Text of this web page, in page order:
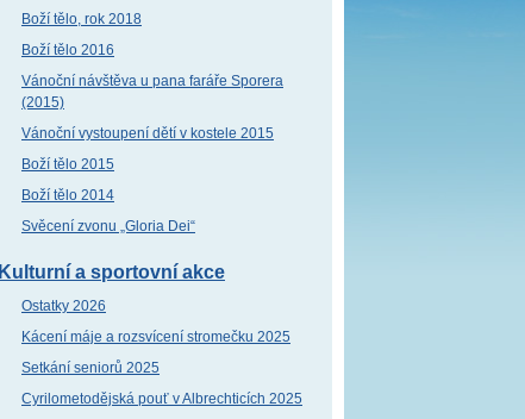
Boží tělo, rok 2018
Boží tělo 2016
Vánoční návštěva u pana faráře Sporera
(2015)
Vánoční vystoupení dětí v kostele 2015
Boží tělo 2015
Boží tělo 2014
Svěcení zvonu „Gloria Dei“
Kulturní a sportovní akce
Ostatky 2026
Kácení máje a rozsvícení stromečku 2025
Setkání seniorů 2025
Cyrilometodějská pouť v Albrechticích 2025